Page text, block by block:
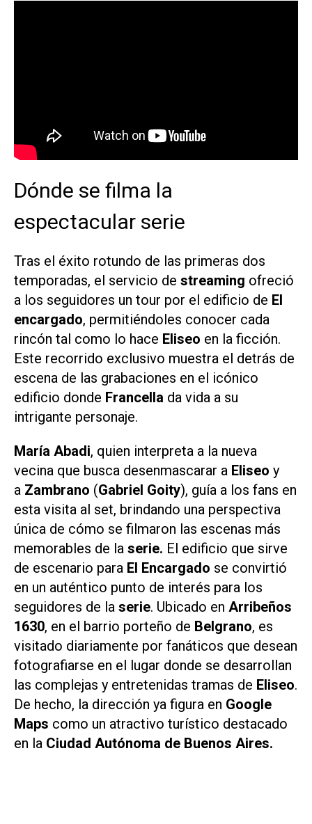
Dónde se filma la
espectacular serie
Tras el éxito rotundo de las primeras dos
temporadas, el servicio de streaming ofreció
a los seguidores un tour por el edificio de El
encargado, permitiéndoles conocer cada
rincón tal como lo hace Eliseo en la ficción.
Este recorrido exclusivo muestra el detrás de
escena de las grabaciones en el icónico
edificio donde Francella da vida a su
intrigante personaje.
María Abadi, quien interpreta a la nueva
vecina que busca desenmascarar a Eliseo y
a Zambrano (Gabriel Goity), guía a los fans en
esta visita al set, brindando una perspectiva
única de cómo se filmaron las escenas más
memorables de la serie. El edificio que sirve
de escenario para El Encargado se convirtió
en un auténtico punto de interés para los
seguidores de la serie. Ubicado en Arribeños
1630, en el barrio porteño de Belgrano, es
visitado diariamente por fanáticos que desean
fotografiarse en el lugar donde se desarrollan
las complejas y entretenidas tramas de Eliseo.
De hecho, la dirección ya figura en Google
Maps como un atractivo turístico destacado
en la Ciudad Autónoma de Buenos Aires.